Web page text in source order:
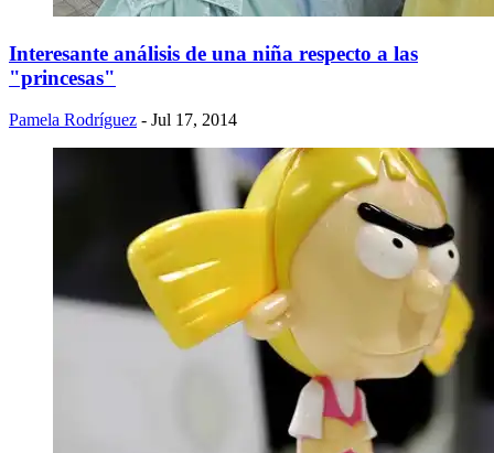
Interesante análisis de una niña respecto a las
"princesas"
Pamela Rodríguez - Jul 17, 2014